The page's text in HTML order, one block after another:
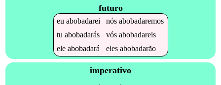
futuro
euabobadarei nósabobadaremos
tuabobadarás vósabobadareis
eleabobadará elesabobadarão
imperativo